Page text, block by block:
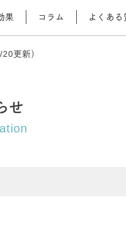
果 コラム よくある
更新）
せ